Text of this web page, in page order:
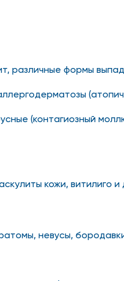
различные формы
(контагиозный
кожи, витилиго и
невусы,